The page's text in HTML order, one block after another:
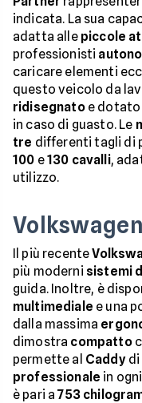
indicata. La sua
adatta alle piccole
professionisti
caricare elementi
questo veicolo da
ridisegnatoe dotato
in caso di guasto. Le
tre differenti tagli di
100 e130 cavalli,
utilizzo.
Il più recente
più moderni sistemi
guida. Inoltre, è
multimediale e una
dalla massima
dimostra compatto
permette al Caddydi
professionale in
è pari a753